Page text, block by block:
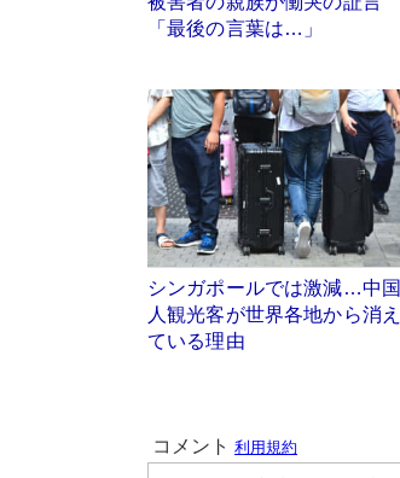
「最後の言葉は…」
シンガポールでは激減…中国
人観光客が世界各地から消え
ている理由